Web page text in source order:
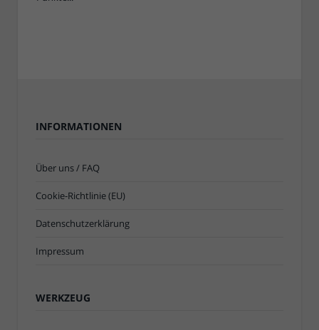
INFORMATIONEN
Über uns / FAQ
Cookie-Richtlinie (EU)
Datenschutzerklärung
Impressum
WERKZEUG